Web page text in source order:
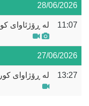
28/06/2026
11:07 له‌ ڕۆژئاوای
27/06/2026
13:27 لە ڕۆژاوای